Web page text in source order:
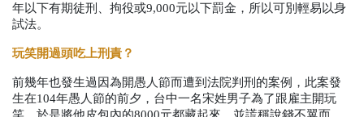
年以下有期徒刑、拘役或9,000元以下罰金，所以可別輕易以身
試法。
玩笑開過頭吃上刑責？
前幾年也發生過因為開愚人節而遭到法院判刑的案例，此案發
生在104年愚人節的前夕，台中一名宋姓男子為了跟雇主開玩